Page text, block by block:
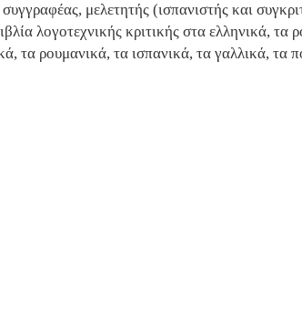
μελετητής (ισπανιστής και
λογοτεχνικής κριτικής στα ελληνικά, τα
τα ρουμανικά, τα ισπανικά, τα γαλλικά, τα